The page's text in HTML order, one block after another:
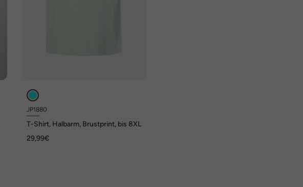
JP1880
T-Shirt, Halbarm, Brustprint, bis 8XL
29,99€